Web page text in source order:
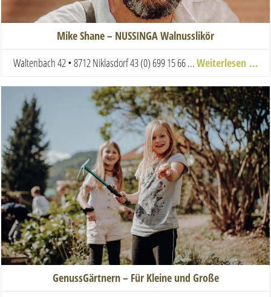
Mike Shane – NUSSINGA Walnusslikör
Waltenbach 42 • 8712 Niklasdorf43 (0) 699 15 66 ...Weiterlesen …
GenussGärtnern – Für Kleine und Große